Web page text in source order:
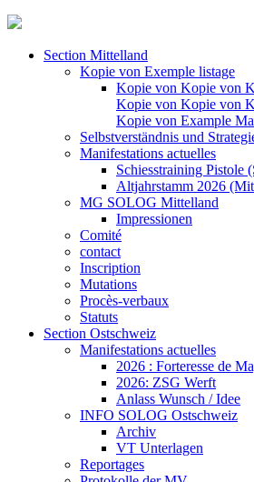
Section Mittelland
Kopie von Exemple listage
Kopie von Kopie von
Kopie von Kopie von
Kopie von Example
Selbstverständnis und
Manifestations actuelles
Schiesstraining Pistole
Altjahrstamm 2026
MG SOLOG Mittelland
Impressionen
Comité
contact
Inscription
Mutations
Procès-verbaux
Statuts
Section Ostschweiz
Manifestations actuelles
2026 : Forteresse de
2026: ZSG Werft
Anlass Wunsch / Idee
INFO SOLOG Ostschweiz
Archiv
VT Unterlagen
Reportages